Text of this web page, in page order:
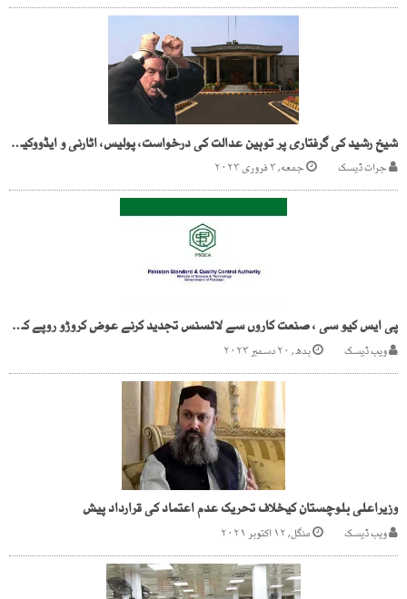
شیخ رشید کی گرفتاری پر توہین عدالت کی درخواست، پولیس، اٹارنی و ایڈووکیٹ جنرل 6 فروری کو طلب
جرات ڈیسک جمعه, ۳ فروری ۲۰۲۳
پی ایس کیو سی ، صنعت کاروں سے لائسنس تجدید کرنے عوض کروڑو روپے کی کمائی
ویب ڈیسک بدھ, ۲۰ دسمبر ۲۰۲۳
وزیراعلی بلوچستان کیخلاف تحریک عدم اعتماد کی قرارداد پیش
ویب ڈیسک منگل, ۱۲ اکتوبر ۲۰۲۱